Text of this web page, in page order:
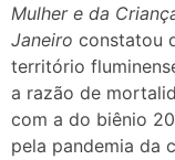
Mulher e da
Janeiro constatou
território
a razão de
com a do biênio
pela pandemia da